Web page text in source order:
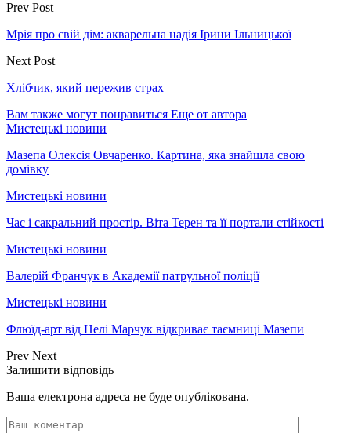
Prev Post
Мрія про свій дім: акварельна надія Ірини Ільницької
Next Post
Хлібчик, який пережив страх
Вам также могут понравиться Еще от автора
Мистецькі новини
Мазепа Олексія Овчаренко. Картина, яка знайшла свою
домівку
Мистецькі новини
Час і сакральний простір. Віта Терен та її портали стійкості
Мистецькі новини
Валерій Франчук в Академії патрульної поліції
Мистецькі новини
Флюїд-арт від Нелі Марчук відкриває таємниці Мазепи
Prev Next
Залишити відповідь
Ваша електрона адреса не буде опублікована.